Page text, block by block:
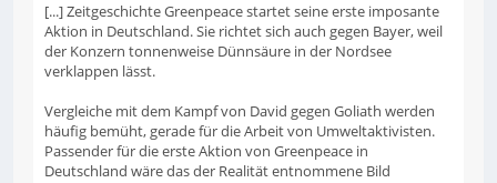
[...] Zeitgeschichte Greenpeace startet seine erste imposante
Aktion in Deutschland. Sie richtet sich auch gegen Bayer, weil
der Konzern tonnenweise Dünnsäure in der Nordsee
verklappen lässt.
Vergleiche mit dem Kampf von David gegen Goliath werden
häufig bemüht, gerade für die Arbeit von Umweltaktivisten.
Passender für die erste Aktion von Greenpeace in
Deutschland wäre das der Realität entnommene Bild